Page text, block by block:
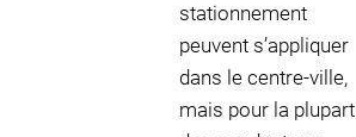
stationnement
peuvent s’appliquer
dans le centre-ville,
mais pour la plupart